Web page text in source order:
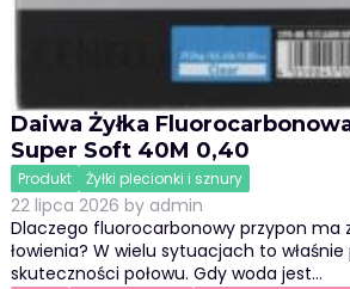
Daiwa Żyłka
Super Soft 40M 0,40
Produkt Żyłki plecionki i sznury
22 lipca 2026 by admin
Dlaczego fluorocarbonowy przypon ma
łowienia? W wielu sytuacjach to
skuteczności połowu. Gdy woda jest…